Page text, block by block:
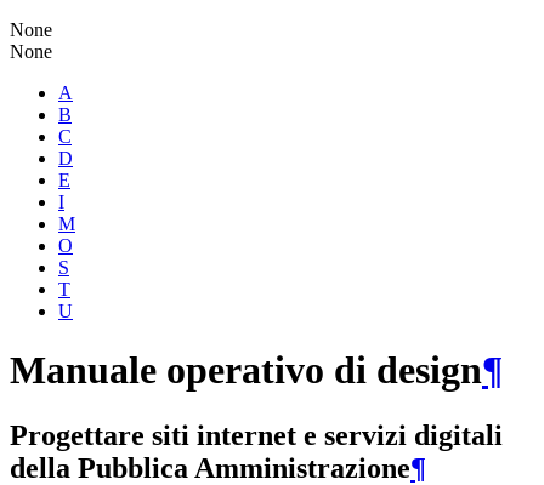
None
None
A
B
C
D
E
I
M
O
S
T
U
Manuale operativo di design¶
Progettare siti internet e servizi digitali
della Pubblica Amministrazione¶